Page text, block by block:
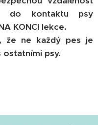
do kontaktu psy
KONCI lekce.
že ne každý pes je
ostatními psy.